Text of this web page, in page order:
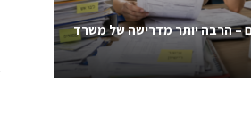
– הרבה יותר מדרישה של משרד